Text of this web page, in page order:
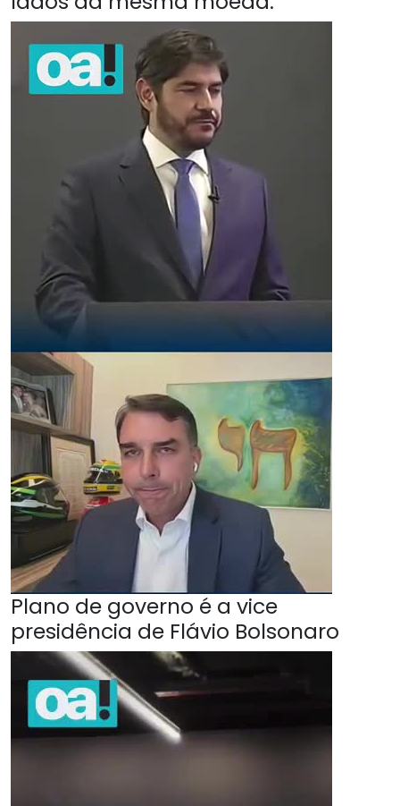
Plano de governo é a vice
presidência de Flávio Bolsonaro